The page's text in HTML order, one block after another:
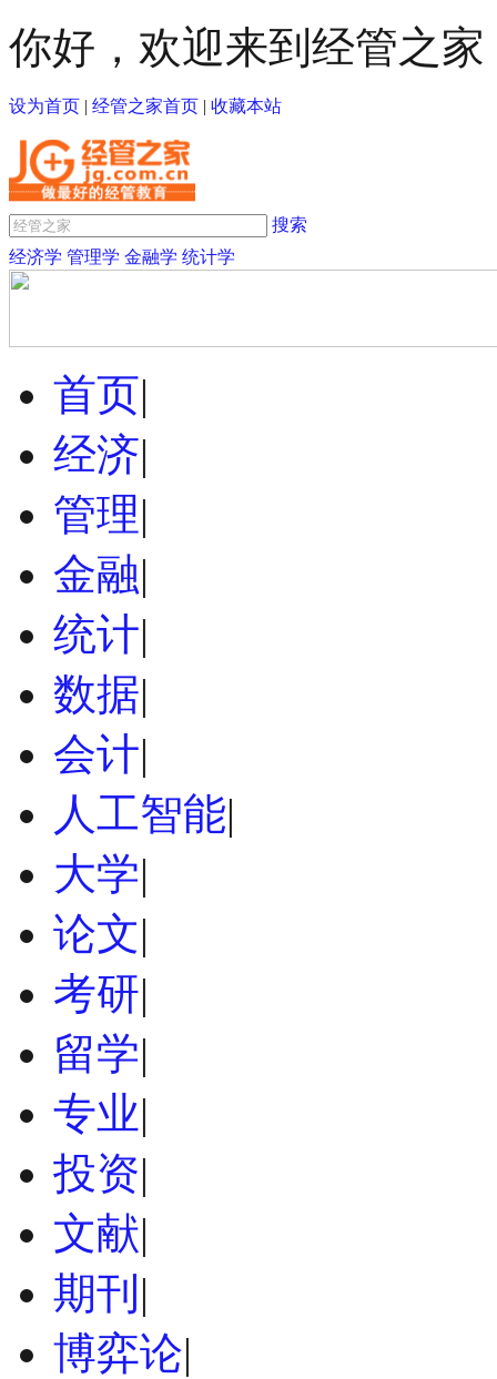
你好，欢迎来到经管之家
设为首页 | 经管之家首页 | 收藏本站
搜索
经济学 管理学 金融学 统计学
首页|
经济|
管理|
金融|
统计|
数据|
会计|
人工智能|
大学|
论文|
考研|
留学|
专业|
投资|
文献|
期刊 |
博弈论|